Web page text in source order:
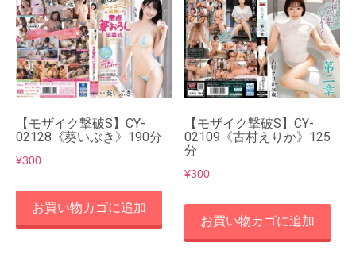
【モザイク撃破S】CY-
02128《葵いぶき》190分
¥300
お買い物カゴに追加
【モザイク撃破S】CY-
02109《古村えりか》125
分
¥300
お買い物カゴに追加